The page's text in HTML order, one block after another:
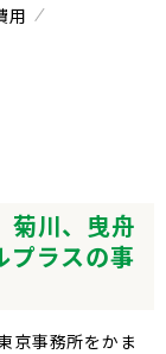
用
菊川、曳舟
プラスの事
京事務所をかま